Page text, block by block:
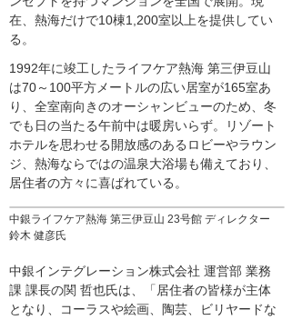
中銀ライフケア熱海 第三伊豆山 23号館 ディレクター
鈴木 健彦氏
在、熱海だけで10棟1,200室以上を提供してい
る。
1992年に竣工したライフケア熱海 第三伊豆山
は70～100平方メートルの広い居室が165室あ
り、全室南向きのオーシャンビューのため、冬
でも日の当たる午前中は暖房いらず。リゾート
ホテルを思わせる開放感のあるロビーやラウン
ジ、熱海ならではの温泉大浴場も備えており、
居住者の方々に喜ばれている。
中銀インテグレーション株式会社 運営部 業務
課 課長の関 哲也氏は、「居住者の皆様が主体
となり、コーラスや絵画、陶芸、ビリヤードな